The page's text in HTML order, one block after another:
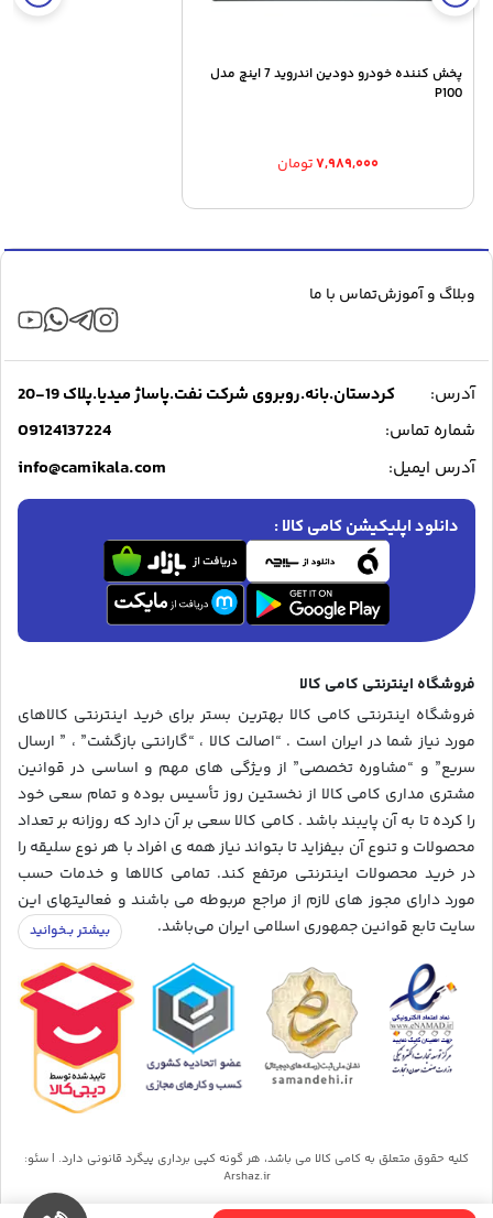
پخش کننده خودرو دودین اندروید 7 اینچ مدل
P100
۷,۹۸۹,۰۰۰تومان
وبلاگ و آموزشتماس با ما
آدرس:
کردستان.بانه.روبروی شرکت نفت.پاساژ میدیا.پلاک 19-20
شماره تماس:
09124137224
آدرس ایمیل: info@camikala.com
دانلود اپلیکیشن کامی کالا :
فروشگاه اینترنتی کامی کالا
فروشگاه اینترنتی کامی کالا بهترین بستر برای خرید اینترنتی کالاهای
مورد نیاز شما در ایران است . “اصالت کالا ، “گارانتی بازگشت” ، ” ارسال
سریع” و “مشاوره تخصصی” از ویژگی های مهم و اساسی در قوانین
مشتری مداری کامی کالا از نخستین روز تأسیس بوده و تمام سعی خود
را کرده تا به آن پایبند باشد . کامی کالا سعی بر آن دارد که روزانه بر تعداد
محصولات و تنوع آن بیفزاید تا بتواند نیاز همه ی افراد با هر نوع سلیقه را
در خرید محصولات اینترنتی مرتفع کند. تمامی کالاها و خدمات حسب
مورد دارای مجوز های لازم از مراجع مربوطه می باشند و فعالیتهای این
سایت تابع قوانین جمهوری اسلامی ایران می‌باشد.
کلیه حقوق متعلق به کامی کالا می باشد، هر گونه کپی برداری پیگرد قانونی دارد. | سئو:
Arshaz.ir